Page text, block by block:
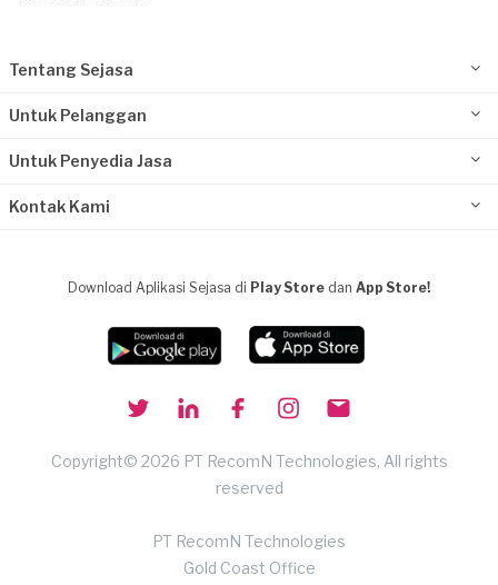
Tentang Sejasa
Untuk Pelanggan
Untuk Penyedia Jasa
Kontak Kami
Download Aplikasi Sejasa di Play Store dan App Store!
Copyright© 2026 PT RecomN Technologies, All rights
reserved
PT RecomN Technologies
Gold Coast Office